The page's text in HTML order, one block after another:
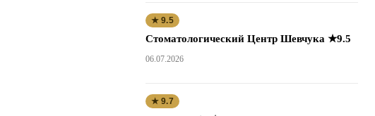
★ 9.5
Стоматологический Центр Шевчука ★9.5
06.07.2026
★ 9.7